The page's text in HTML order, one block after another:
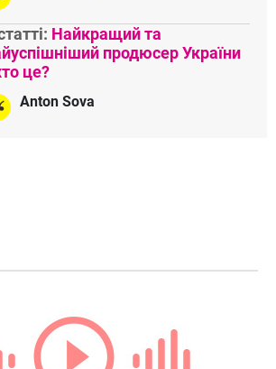
Найкращий та
продюсер України
це?
Anton Sova